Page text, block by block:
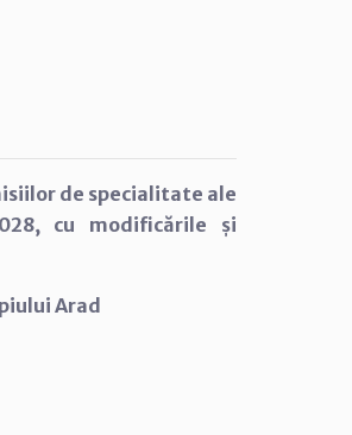
de specialitate ale
cu modificările și
Arad